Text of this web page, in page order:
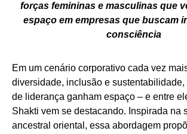
forças femininas e masculinas que
espaço em empresas que buscam
consciência
Em um cenário corporativo cada vez
diversidade, inclusão e
de liderança ganham espaço – e entre
Shakti vem se destacando. Inspirada na
ancestral oriental, essa abordagem